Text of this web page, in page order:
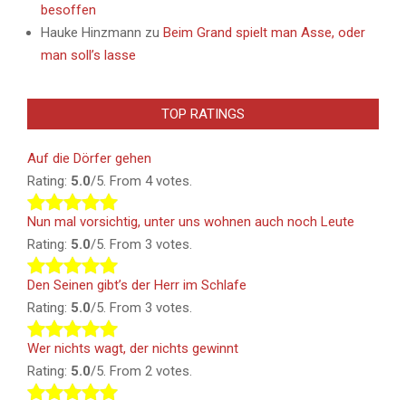
besoffen
Hauke Hinzmann zu Beim Grand spielt man Asse, oder
man soll’s lasse
TOP RATINGS
Auf die Dörfer gehen
Rating: 5.0/5. From 4 votes.
Nun mal vorsichtig, unter uns wohnen auch noch Leute
Rating: 5.0/5. From 3 votes.
Den Seinen gibt’s der Herr im Schlafe
Rating: 5.0/5. From 3 votes.
Wer nichts wagt, der nichts gewinnt
Rating: 5.0/5. From 2 votes.